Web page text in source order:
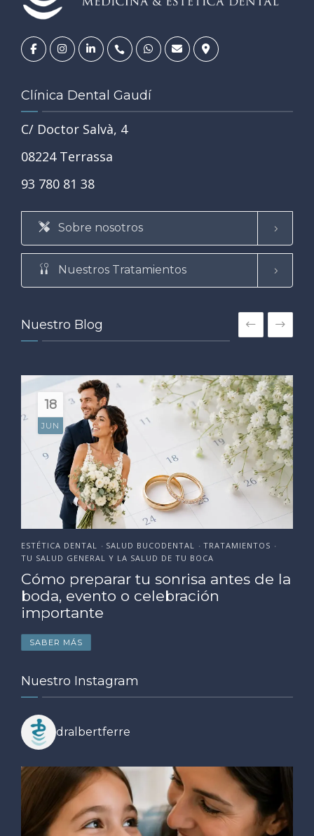
Clínica Dental Gaudí
C/ Doctor Salvà, 4
08224 Terrassa
93 780 81 38
Sobre nosotros
Nuestros Tratamientos
Nuestro Blog
18
JUN
ESTÉTICA DENTAL • SALUD BUCODENTAL • TRATAMIENTOS •
TU SALUD GENERAL Y LA SALUD DE TU BOCA
Cómo preparar tu sonrisa antes de la
boda, evento o celebración
importante
SABER MÁS
Nuestro Instagram
dralbertferre